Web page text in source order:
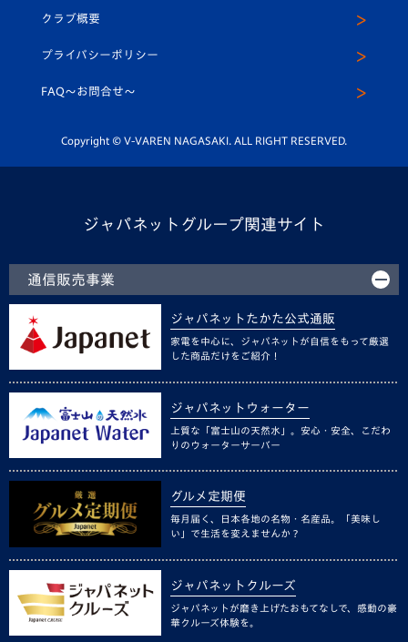
平和祈念活動
ホームタウン活動
スクール
ヴィヴィくんインスタグラム
公式LINE＠
クラブ概要
プライバシーポリシー
FAQ〜お問合せ〜
Copyright © V-VAREN NAGASAKI. ALL RIGHT RESERVED.
ジャパネットグループ関連サイト
通信販売事業
ジャパネットたかた公式通販
家電を中心に、ジャパネットが自信をもって厳選
した商品だけをご紹介！
ジャパネットウォーター
上質な「富士山の天然水」。安心・安全、こだわ
りのウォーターサーバー
グルメ定期便
毎月届く、日本各地の名物・名産品。「美味し
い」で生活を変えませんか？
ジャパネットクルーズ
ジャパネットが磨き上げたおもてなしで、感動の豪
華クルーズ体験を。